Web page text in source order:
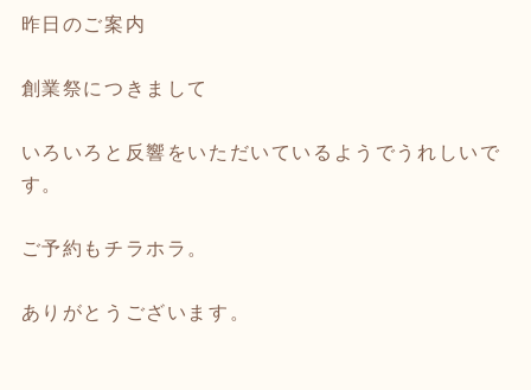
昨日のご案内
創業祭につきまして
いろいろと反響をいただいているようでうれしいで
す。
ご予約もチラホラ。
ありがとうございます。